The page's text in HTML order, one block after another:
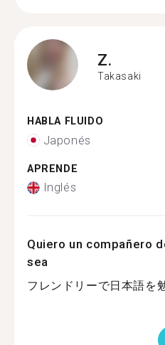
Z.
Takasaki
HABLA FLUIDO
Japonés
APRENDE
Inglés
Quiero un compañero
sea
フレンドリーで日本語を